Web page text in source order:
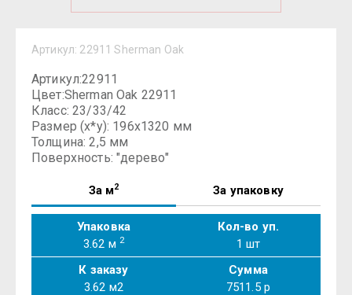
Артикул: 22911 Sherman Oak
Артикул:22911
Цвет:Sherman Oak 22911
Класс: 23/33/42
Размер (x*y): 196х1320 мм
Толщина: 2,5 мм
Поверхность: "дерево"
За м2 За упаковку
Упаковка
3.62 м 2
Кол-во уп.
1 шт
К заказу
3.62 м2
Сумма
7511.5р